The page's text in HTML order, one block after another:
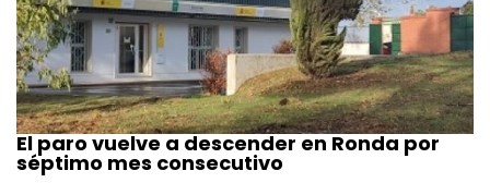
El paro vuelve a descender en Ronda por
séptimo mes consecutivo